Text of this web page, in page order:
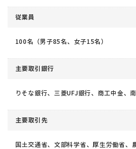
従業員
100名（男子85名、女子15名）
主要取引銀行
りそな銀行、三菱UFJ銀行、商工中金、
主要取引先
国土交通省、文部科学省、厚生労働省、